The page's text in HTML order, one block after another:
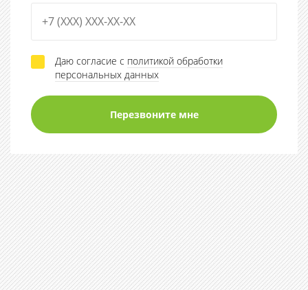
Даю согласие с политикой обработки
персональных данных